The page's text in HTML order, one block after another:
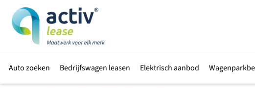
Auto zoeken Bedrijfswagen leasen Elektrisch aanbod